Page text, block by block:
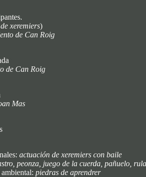
xeremiers)
de Can Roig
de Can Roig
Mas
actuación de xeremiers con baile
peonza, juego de la cuerda, pañuelo, rula
piedras de aprendrer